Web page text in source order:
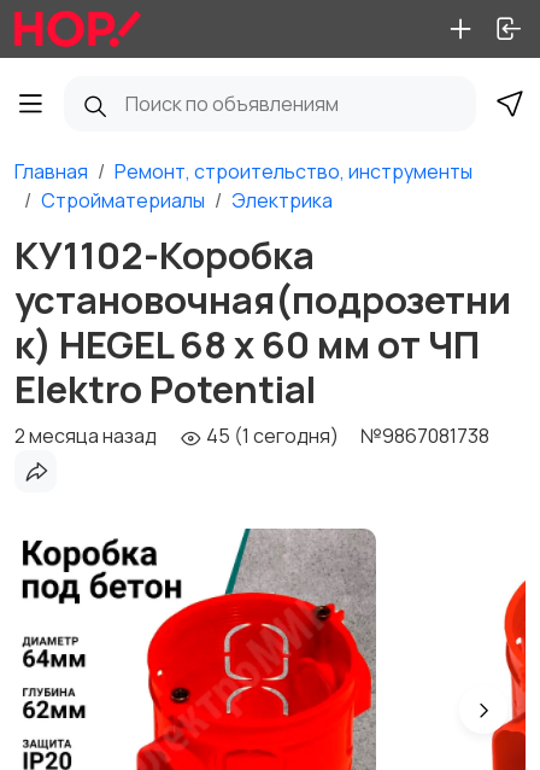
Главная
Ремонт, строительство, инструменты
Стройматериалы
Электрика
КУ1102-Коробка
установочная(подрозетни
к) HEGEL 68 x 60 мм от ЧП
Elektro Potential
2 месяца назад 45 (1 сегодня) №9867081738